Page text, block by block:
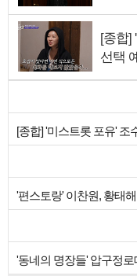
[종합]
선택
[종합] '미스트롯 포유'
'편스토랑' 이찬원, 황태
'동네의 명장들' 압구정